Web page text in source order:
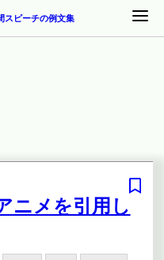
ピーチの例文集
ニメを引用し